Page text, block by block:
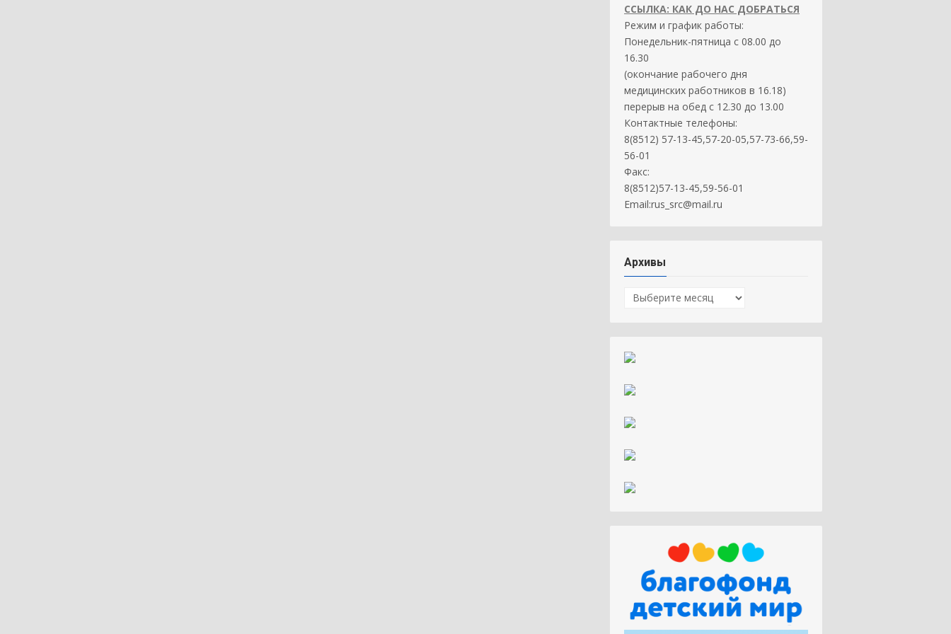
ССЫЛКА: КАК ДО НАС ДОБРАТЬСЯ
Режим и график работы:
Понедельник-пятница с 08.00 до
16.30
(окончание рабочего дня
медицинских работников в 16.18)
перерыв на обед с 12.30 до 13.00
Контактные телефоны:
8(8512) 57-13-45,57-20-05,57-73-66,59-
56-01
Факс:
8(8512)57-13-45,59-56-01
Email:rus_src@mail.ru
Архивы
Архивы